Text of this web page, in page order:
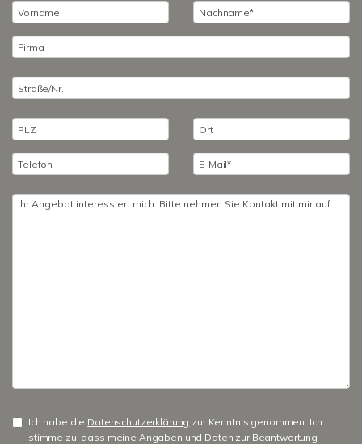
Ich habe die Datenschutzerklärung zur Kenntnis genommen. Ich
stimme zu, dass meine Angaben und Daten zur Beantwortung